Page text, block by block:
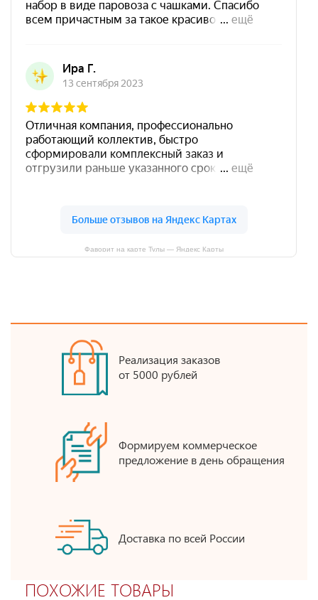
Фаворит на карте Тулы — Яндекс Карты
Реализация заказов
от 5000 рублей
Формируем коммерческое
предложение в день обращения
Доставка по всей России
ПОХОЖИЕ ТОВАРЫ